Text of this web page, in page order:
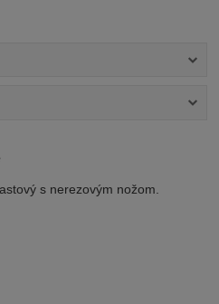
s nerezovým nožom.